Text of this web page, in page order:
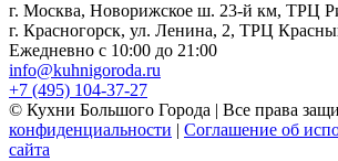
г. Москва, Новорижское ш. 23-й км, ТРЦ
г. Красногорск, ул. Ленина, 2, ТРЦ
Ежедневно с 10:00 до 21:00
info@kuhnigoroda.ru
+7 (495) 104-37-27
© Кухни Большого Города | Все права
конфиденциальности | Соглашение об
сайта